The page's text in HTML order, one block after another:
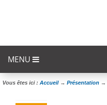
MENU
Vous êtes ici : Accueil→ Présentation →